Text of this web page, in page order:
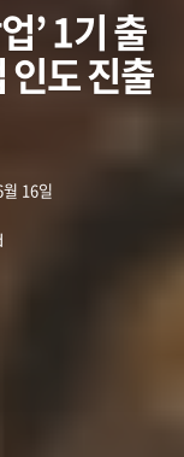
’ 1기 출
인도 진출
16일